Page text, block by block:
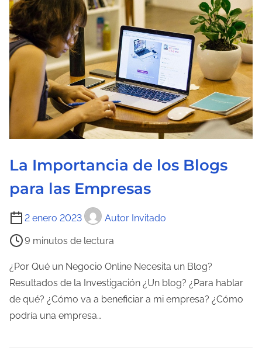
t
u
r
a
d
e
l
e
t
r
d
a
La Importancia de los Blogs
para las Empresas
2 enero 2023 Autor Invitado
T
e
m
p
o
d
9 minutos de lectura
¿Por Qué un Negocio Online Necesita un Blog?
Resultados de la Investigación ¿Un blog? ¿Para hablar
de qué? ¿Cómo va a beneficiar a mi empresa? ¿Cómo
podría una empresa…